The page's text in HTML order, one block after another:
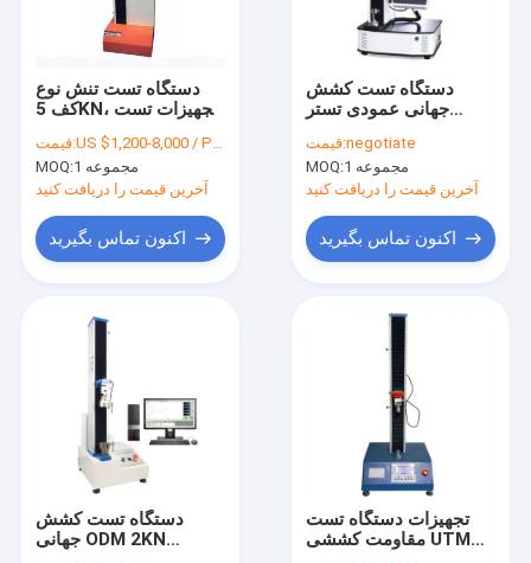
دستگاه تست تنش نوع
کف 5KN، تجهیزات تست
قیمت:US $1,200-8,000 / Piece
MOQ:
1 مجموعه
آخرین قیمت را دریافت کنید
اکنون تماس بگیرید
دستگاه تست کشش
جهانی عمودی تستر
نیوتنقیمت:negotiate
MOQ:
1 مجموعه
آخرین قیمت را دریافت کنید
اکنون تماس بگیرید
دستگاه تست کشش
جهانی ODM 2KN
تجهیزات دستگاه تست
مقاومت کششی UTM